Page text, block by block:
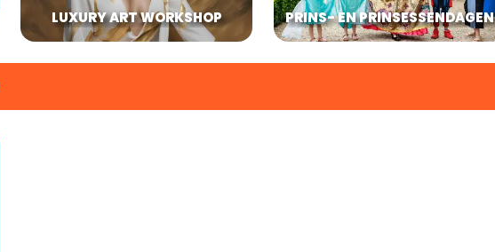
LUXURY ART WORKSHOP PRINS- EN PRINSESSENDAGEN